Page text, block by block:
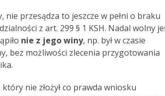
nie przesądza to jeszcze w pełni o braku
z art. 299 § 1 KSH. Nadal wolny
nie z jego winy, np. był w czasie
bez możliwości zlecenia przygotowania
nie złożył co prawda wniosku